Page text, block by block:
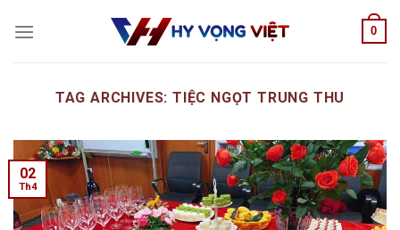
0
TAG ARCHIVES: TIỆC NGỌT TRUNG THU
02
Th4